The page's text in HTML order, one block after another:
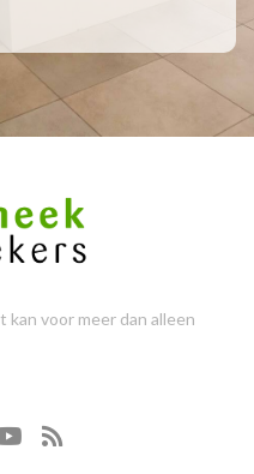
kan voor meer dan alleen